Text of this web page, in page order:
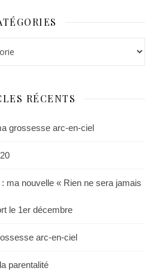
RÉCENTS
grossesse arc-en-ciel
ma nouvelle « Rien ne sera jamais
le 1er décembre
arc-en-ciel
parentalité